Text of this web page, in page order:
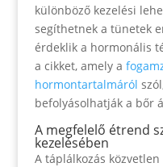
különböző kezelési
segíthetnek a tünetek
érdeklik a hormonális
a cikket, amely a
hormontartalmáról
befolyásolhatják a bőr
A megfelelő étrend
kezelésében
A táplálkozás